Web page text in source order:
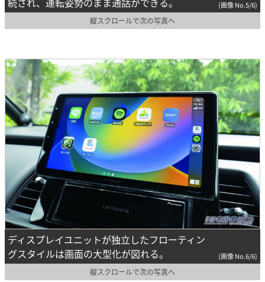
(画像 No.5/6)
縦スクロールで次の写真へ
ディスプレイユニットが独立したフローティン
グスタイルは画面の大型化が図れる。
(画像 No.6/6)
縦スクロールで次の写真へ